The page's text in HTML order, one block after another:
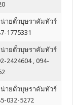
ายตั๋วบุษราคัมทัวร์
1775331
ายตั๋วบุษราคัมทัวร์
2424604 , 094-
ายตั๋วบุษราคัมทัวร์
032-5272